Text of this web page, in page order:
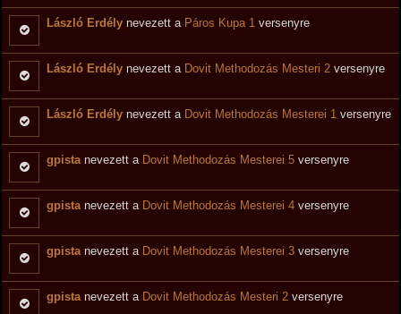
László Erdély nevezett a Páros Kupa 1 versenyre
László Erdély nevezett a Dovit Methodozás Mesteri 2 versenyre
László Erdély nevezett a Dovit Methodozás Mesterei 1 versenyre
gpistanevezett a Dovit Methodozás Mesterei 5 versenyre
gpistanevezett a Dovit Methodozás Mesterei 4 versenyre
gpistanevezett a Dovit Methodozás Mesterei 3 versenyre
gpistanevezett a Dovit Methodozás Mesteri 2 versenyre